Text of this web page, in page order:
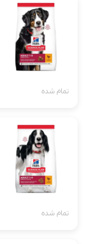
تمام شده
تمام شده